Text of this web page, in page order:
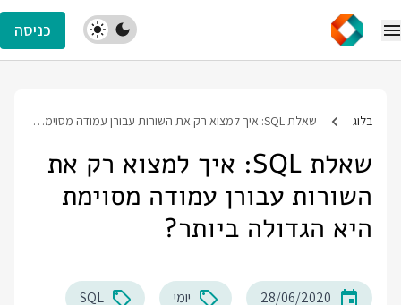
כניסה
בלוג שאלת SQL: איך למצוא רק את השורות עבורן עמודה מסוימת היא הגדולה ביותר?
שאלת SQL: איך למצוא רק את
השורות עבורן עמודה מסוימת
היא הגדולה ביותר?
28/06/2020 יומי SQL